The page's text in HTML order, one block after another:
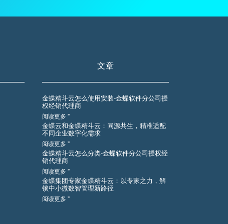
文章
金蝶精斗云怎么使用安装-金蝶软件分公司授
权经销代理商
阅读更多 ”
金蝶云和金蝶精斗云：同源共生，精准适配
不同企业数字化需求
阅读更多 ”
金蝶精斗云怎么分类-金蝶软件分公司授权经
销代理商
阅读更多 ”
金蝶集团专家金蝶精斗云：以专家之力，解
锁中小微数智管理新路径
阅读更多 ”